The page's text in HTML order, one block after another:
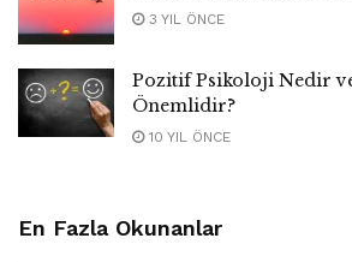
3 YIL ÖNCE
Pozitif Psikoloji Nedir
Önemlidir?
10 YIL ÖNCE
En Fazla Okunanlar